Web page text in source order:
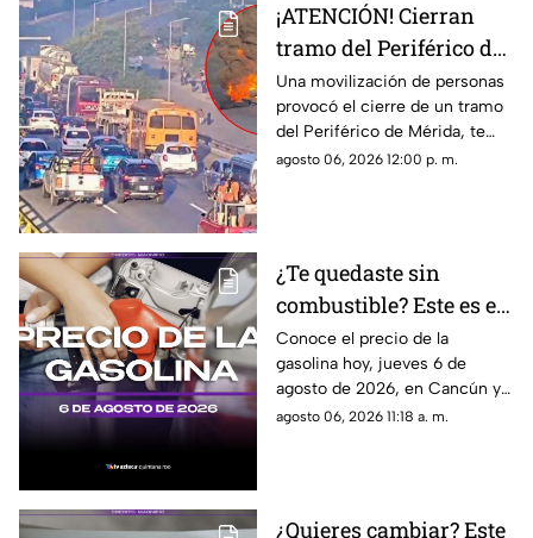
¡ATENCIÓN! Cierran
tramo del Periférico de
Mérida; esta la razón y
las vías alternas
Una movilización de personas
provocó el cierre de un tramo
del Periférico de Mérida, te
contamos la razón y cuáles son
agosto 06, 2026 12:00 p. m.
¿Te quedaste sin
combustible? Este es el
precio de la gasolina en
Quintana Roo HOY,
jueves 6 de agosto de
2026
Conoce el precio de la
gasolina hoy, jueves 6 de
agosto de 2026, en Cancún y
el resto de Quintana Roo. Este
agosto 06, 2026 11:18 a. m.
¿Quieres cambiar? Este